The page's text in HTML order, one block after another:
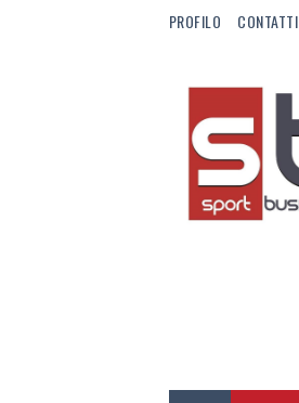
PROFILO CONTATTI